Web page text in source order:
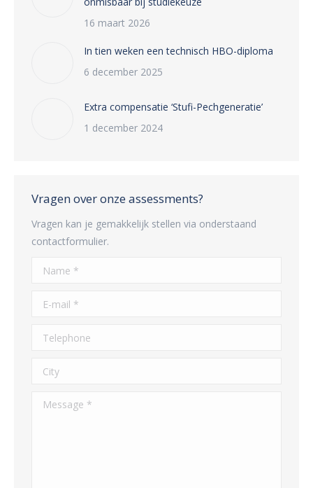
16 maart 2026
In tien weken een technisch HBO-diploma
6 december 2025
Extra compensatie ‘Stufi-Pechgeneratie’
1 december 2024
Vragen over onze assessments?
Vragen kan je gemakkelijk stellen via onderstaand
contactformulier.
Name *
E-mail *
Telephone
City
Message *